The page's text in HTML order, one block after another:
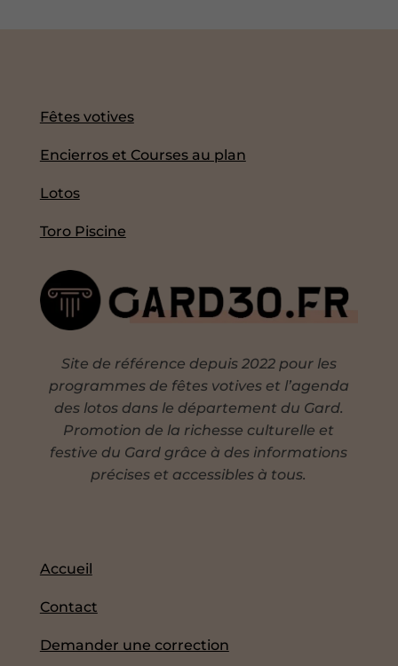
Fêtes votives
Encierros et Courses au plan
Lotos
Toro Piscine
Site de référence depuis 2022 pour les
programmes de fêtes votives et l’agenda
des lotos dans le département du Gard.
Promotion de la richesse culturelle et
festive du Gard grâce à des informations
précises et accessibles à tous.
Accueil
Contact
Demander une correction